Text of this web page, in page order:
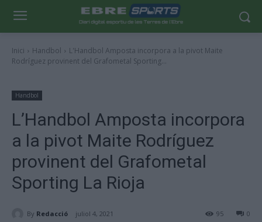
Inici Handbol
L'Handbol Amposta incorpora a la pivot Maite
Rodríguez provinent del Grafometal Sporting...
Handbol
L’Handbol Amposta incorpora
a la pivot Maite Rodríguez
provinent del Grafometal
Sporting La Rioja
By Redacció juliol 4, 2021 0
95